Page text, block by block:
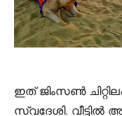
ഇത് ജിംസൺ
സ്വദേശി.